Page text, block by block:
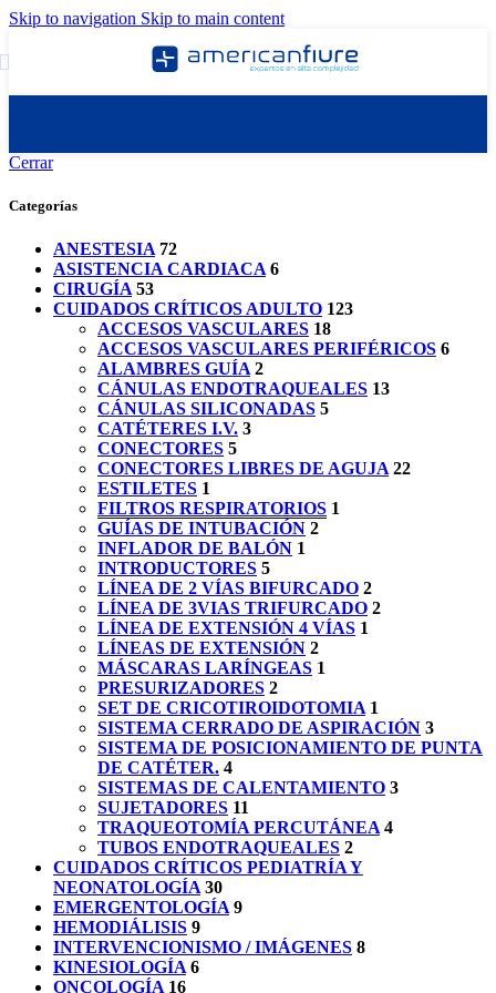
Skip to navigation Skip to main content
Cerrar
Categorías
ANESTESIA 72
ASISTENCIA CARDIACA 6
CIRUGÍA 53
CUIDADOS CRÍTICOS ADULTO 123
ACCESOS VASCULARES 18
ACCESOS VASCULARES PERIFÉRICOS 6
ALAMBRES GUÍA 2
CÁNULAS ENDOTRAQUEALES 13
CÁNULAS SILICONADAS 5
CATÉTERES I.V. 3
CONECTORES 5
CONECTORES LIBRES DE AGUJA 22
ESTILETES 1
FILTROS RESPIRATORIOS 1
GUÍAS DE INTUBACIÓN 2
INFLADOR DE BALÓN 1
INTRODUCTORES 5
LÍNEA DE 2 VÍAS BIFURCADO 2
LÍNEA DE 3VIAS TRIFURCADO 2
LÍNEA DE EXTENSIÓN 4 VÍAS 1
LÍNEAS DE EXTENSIÓN 2
MÁSCARAS LARÍNGEAS 1
PRESURIZADORES 2
SET DE CRICOTIROIDOTOMIA 1
SISTEMA CERRADO DE ASPIRACIÓN 3
SISTEMA DE POSICIONAMIENTO DE PUNTA
DE CATÉTER. 4
SISTEMAS DE CALENTAMIENTO 3
SUJETADORES 11
TRAQUEOTOMÍA PERCUTÁNEA 4
TUBOS ENDOTRAQUEALES 2
CUIDADOS CRÍTICOS PEDIATRÍA Y
NEONATOLOGÍA 30
EMERGENTOLOGÍA 9
HEMODIÁLISIS 9
INTERVENCIONISMO / IMÁGENES 8
KINESIOLOGÍA 6
ONCOLOGÍA 16